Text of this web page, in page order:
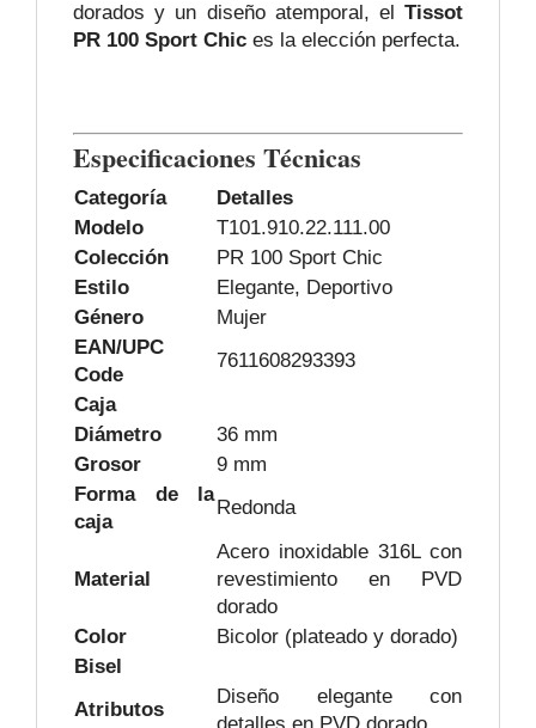
dorados y un diseño atemporal, el Tissot
PR 100 Sport Chic es la elección perfecta.
Especificaciones Técnicas
Categoría
Detalles
Modelo
T101.910.22.111.00
Colección
PR 100 Sport Chic
Estilo
Elegante, Deportivo
Género
Mujer
EAN/UPC
Code
7611608293393
Caja
Diámetro
36 mm
Grosor
9 mm
Forma de la
caja
Redonda
Material
Acero inoxidable 316L con
revestimiento en PVD
dorado
Color
Bicolor (plateado y dorado)
Bisel
Atributos
Diseño elegante con